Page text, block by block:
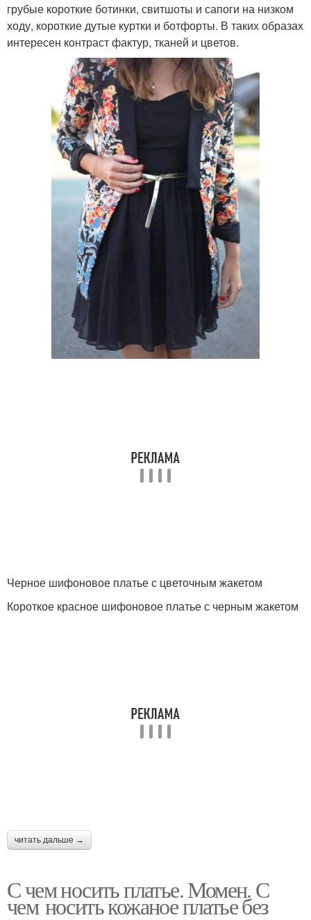
Платье с кедами Вечерний платье
грубые короткие ботинки, свитшоты и сапоги на низком
ходу, короткие дутые куртки и ботфорты. В таких образах
интересен контраст фактур, тканей и цветов.
Черное шифоновое платье с цветочным жакетом
Короткое красное шифоновое платье с черным жакетом
читать дальше →
С чем носить платье. Момен. С
чем носить кожаное платье без